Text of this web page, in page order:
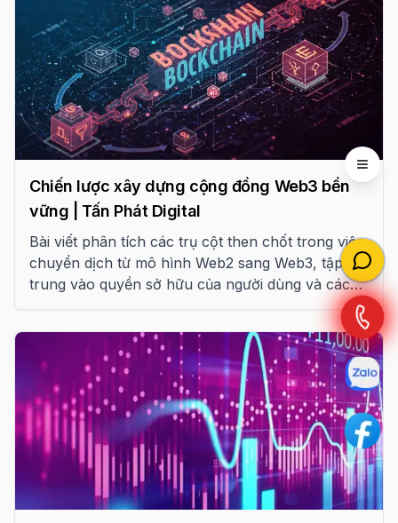
Chiến lược xây dựng cộng đồng Web3 bền
vững | Tấn Phát Digital
Bài viết phân tích các trụ cột then chốt trong việc
chuyển dịch từ mô hình Web2 sang Web3, tập
trung vào quyền sở hữu của người dùng và các
chiến lược thực thi thực tế để xây dựng cộng